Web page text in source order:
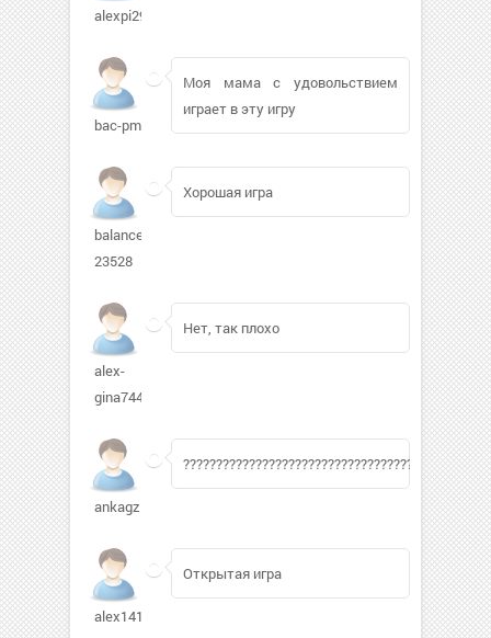
alexpi2991
bac-pm
Моя мама с удовольствием
играет в эту игру
balance-
23528
Хорошая игра
alex-
gina744
Нет, так плохо
ankagzik
alex141294508
Открытая игра